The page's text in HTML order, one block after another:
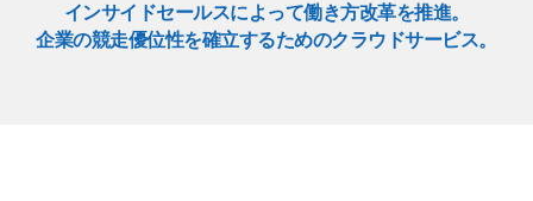
インサイドセールスによって働き方改革を推進。
企業の競走優位性を確立するためのクラウドサービス。